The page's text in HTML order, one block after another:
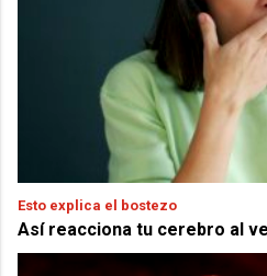
Esto explica el bostezo
Así reacciona tu cerebro al